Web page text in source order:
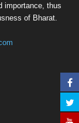
importance, thus
of Bharat.